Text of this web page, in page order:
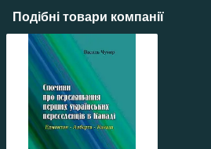
Подібні товари компанії